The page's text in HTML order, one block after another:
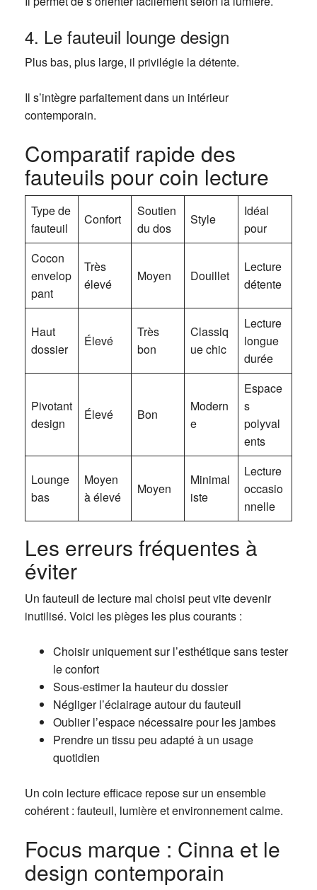
4. Le fauteuil lounge design
Plus bas, plus large, il privilégie la détente.
Il s’intègre parfaitement dans un intérieur
contemporain.
Comparatif rapide des
fauteuils pour coin lecture
Type de
fauteuil
Confort
Soutien
du dos
Style
Idéal
pour
Cocon
envelop
pant
Très
élevé
Moyen Douillet
Lecture
détente
Haut
dossier
Élevé
Très
bon
Classiq
ue chic
Lecture
longue
durée
Pivotant
design
Élevé Bon
Modern
e
Espace
s
polyval
ents
Lounge
bas
Moyen
à élevé
Moyen
Minimal
iste
Lecture
occasio
nnelle
Les erreurs fréquentes à
éviter
Un fauteuil de lecture mal choisi peut vite devenir
inutilisé. Voici les pièges les plus courants :
Choisir uniquement sur l’esthétique sans tester
le confort
Sous-estimer la hauteur du dossier
Négliger l’éclairage autour du fauteuil
Oublier l’espace nécessaire pour les jambes
Prendre un tissu peu adapté à un usage
quotidien
Un coin lecture efficace repose sur un ensemble
cohérent : fauteuil, lumière et environnement calme.
Focus marque : Cinna et le
design contemporain